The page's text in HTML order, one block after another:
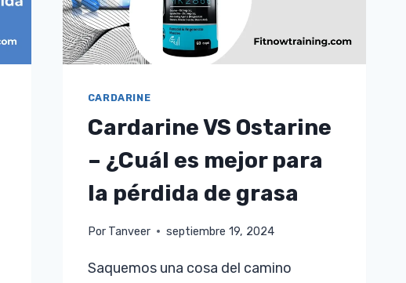
CARDARINE
Cardarine VS Ostarine
– ¿Cuál es mejor para
la pérdida de grasa
Por Tanveer septiembre 19, 2024
Saquemos una cosa del camino